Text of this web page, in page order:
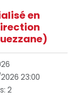
en
23:00
2